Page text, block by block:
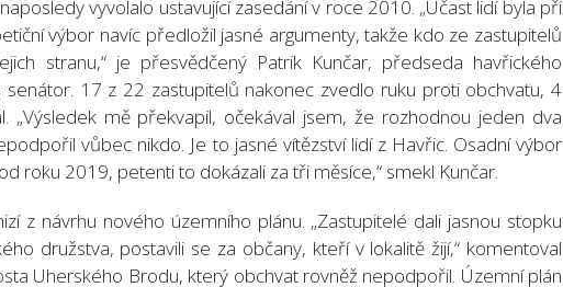
vyvolalo ustavující zasedání v roce 2010. „Účast lidí byla při
výbor navíc předložil jasné argumenty, takže kdo ze zastupitelů
stranu,“ je přesvědčený Patrik Kunčar, předseda havřického
17 z 22 zastupitelů nakonec zvedlo ruku proti obchvatu, 4
„Výsledek mě překvapil, očekával jsem, že rozhodnou jeden dva
vůbec nikdo. Je to jasné vítězství lidí z Havřic. Osadní výbor
roku 2019, petenti to dokázali za tři měsíce,“ smekl Kunčar.
z návrhu nového územního plánu. „Zastupitelé dali jasnou stopku
družstva, postavili se za občany, kteří v lokalitě žijí,“ komentoval
Uherského Brodu, který obchvat rovněž nepodpořil. Územní plán